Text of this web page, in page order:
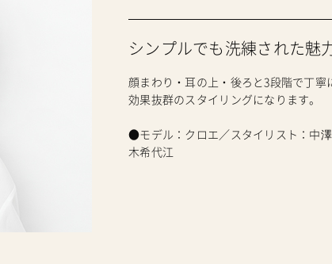
シンプルでも洗練された魅
顔まわり・耳の上・後ろと3段階で丁
効果抜群のスタイリングになります。
●モデル：クロエ／スタイリスト：中
木希代江